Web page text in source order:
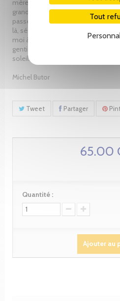
Tout
mère, et son père déjà peut-être
grand-père en 1723. Je suis en l'an
passé, deux siècles de tumultes et
là, séché, reposé. Je baisse les
moi à la hauteur de mes genoux et
gentiane de Koch qui ouvre ses
soleil."
Michel Butor
Tweet Partager
65.00
Quantité :
Ajouter au